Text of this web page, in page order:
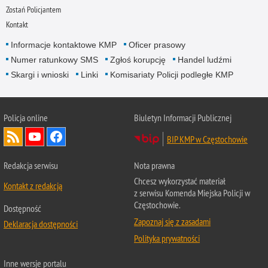
Zostań Policjantem
Kontakt
Informacje kontaktowe KMP
Oficer prasowy
Numer ratunkowy SMS
Zgłoś korupcję
Handel ludźmi
Skargi i wnioski
Linki Komisariaty Policji podległe KMP
Policja online
Biuletyn Informacji Publicznej
BIP KMP w Częstochowie
Redakcja serwisu
Kontakt z redakcją
Dostępność
Deklaracja dostępności
Nota prawna
Chcesz wykorzystać materiał
z serwisu Komenda Miejska Policji w
Częstochowie.
Zapoznaj się z zasadami
Polityka prywatności
Inne wersje portalu